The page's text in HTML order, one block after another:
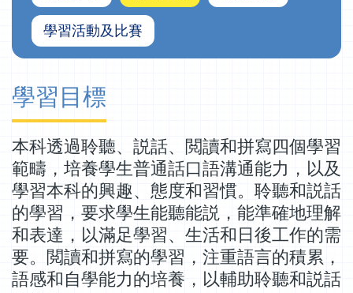
學習活動及比賽
學習目標
本科透過聆聽、説話、閲讀和拼寫四個學習
範疇，培養學生普通話口語溝通能力，以及
學習本科的興趣、態度和習慣。聆聽和説話
的學習，要求學生能聽能説，能準確地理解
和表達，以滿足學習、生活和日後工作的需
要。閲讀和拼寫的學習，注重語言的積累，
語感和自學能力的培養，以輔助聆聽和説話